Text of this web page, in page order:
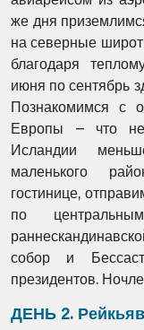
же дня
на северные
благодаря
июня по сентябрь
Познакомимся с
Европы – что
Исландии
маленького
гостинице,
по
собор и
президентов.
ДЕНЬ 2.